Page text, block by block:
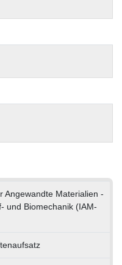
Angewandte Materialien -
und Biomechanik (IAM-